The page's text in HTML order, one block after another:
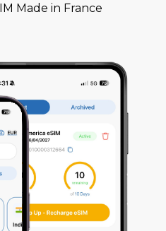
Made in France